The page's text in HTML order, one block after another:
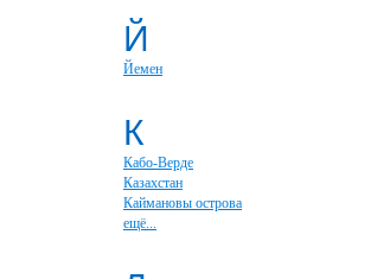
Й
Йемен
К
Кабо-Верде
Казахстан
Каймановы острова
ещё...